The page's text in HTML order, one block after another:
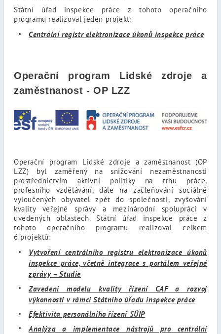
Státní úřad inspekce práce z tohoto operačního
programu realizoval jeden projekt:
Centrální registr elektronizace úkonů inspekce práce
Operační program Lidské zdroje a
zaměstnanost - OP LZZ
Operační program Lidské zdroje a zaměstnanost (OP
LZZ) byl zaměřený na snižování nezaměstnanosti
prostřednictvím aktivní politiky na trhu práce,
profesního vzdělávání, dále na začleňování sociálně
vyloučených obyvatel zpět do společnosti, zvyšování
kvality veřejné správy a mezinárodní spolupráci v
uvedených oblastech. Státní úřad inspekce práce z
tohoto operačního programu realizoval celkem
6 projektů:
Vytvoření centrálního registru elektronizace úkonů
inspekce práce, včetně integrace s portálem veřejné
zprávy – Studie
Zavedení modelu kvality řízení CAF a rozvoj
výkonnosti v rámci Státního úřadu inspekce práce
Efektivita personálního řízení SÚIP
Analýza a implementace nástrojů pro centrální